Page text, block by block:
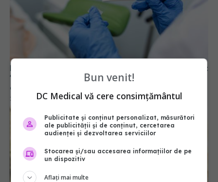
De la ce vârstă se face testul Babeş-Papanicolau:
"Vaccinarea anti-HPV, cea mai eficientă prevenţie
a cancerului de col uterin"
Bun venit!
DC Medical vă cere consimțământul
Publicitate și conținut personalizat, măsurători
ale publicității și de conținut, cercetarea
audienței și dezvoltarea serviciilor
Stocarea și/sau accesarea informațiilor de pe
un dispozitiv
Aflați mai multe